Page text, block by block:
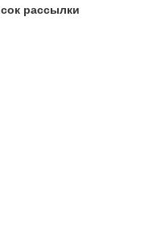
рассылки